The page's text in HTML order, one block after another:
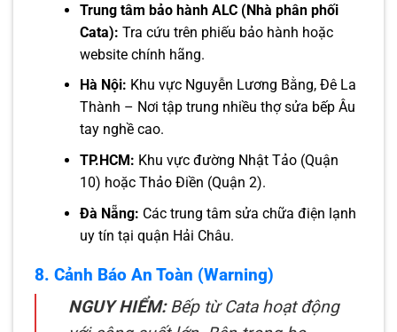
Trung tâm bảo hành ALC (Nhà phân phối
Cata): Tra cứu trên phiếu bảo hành hoặc
website chính hãng.
Hà Nội: Khu vực Nguyễn Lương Bằng, Đê La
Thành – Nơi tập trung nhiều thợ sửa bếp Âu
tay nghề cao.
TP.HCM: Khu vực đường Nhật Tảo (Quận
10) hoặc Thảo Điền (Quận 2).
Đà Nẵng: Các trung tâm sửa chữa điện lạnh
uy tín tại quận Hải Châu.
8. Cảnh Báo An Toàn (Warning)
NGUY HIỂM:Bếp từ Cata hoạt động